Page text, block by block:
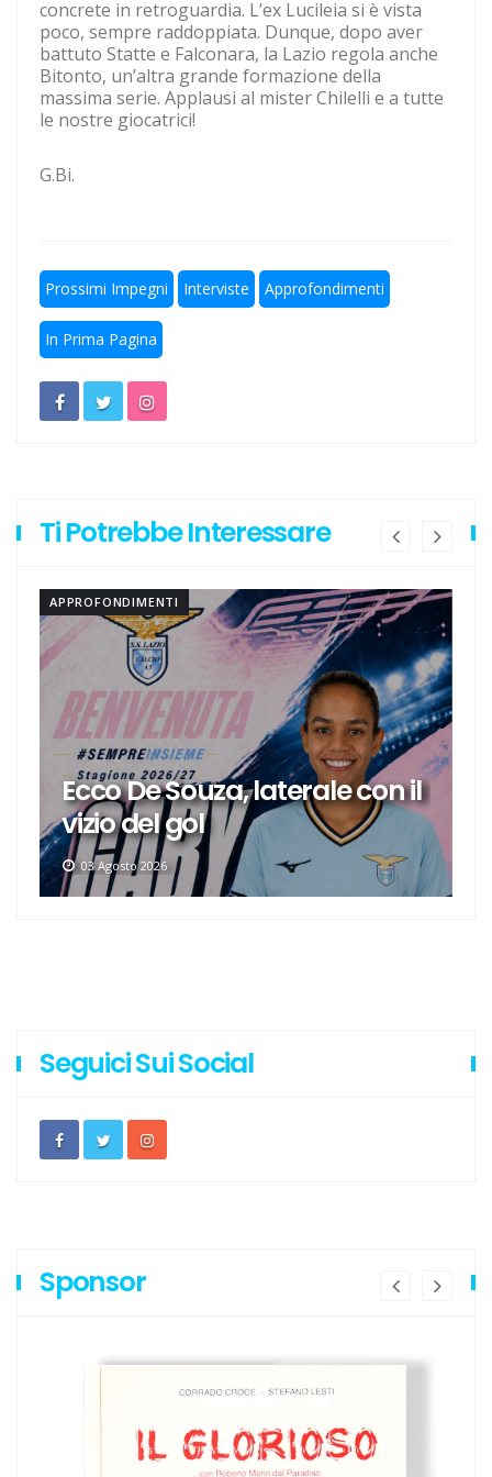
Escursionismo, Lazio sul pezzo anche in questa estate
torrida
Calcio a 5, un gradito ritorno: Serapiglia
concrete in retroguardia. L’ex Lucileia si è vista
poco, sempre raddoppiata. Dunque, dopo aver
battuto Statte e Falconara, la Lazio regola anche
Bitonto, un’altra grande formazione della
massima serie. Applausi al mister Chilelli e a tutte
le nostre giocatrici!
G.Bi.
Prossimi Impegni Interviste Approfondimenti
In Prima Pagina
Ti Potrebbe Interessare
APPROFONDIMENTI
Ecco De Souza, laterale con il
vizio del gol
03 Agosto 2026
Seguici Sui Social
Sponsor